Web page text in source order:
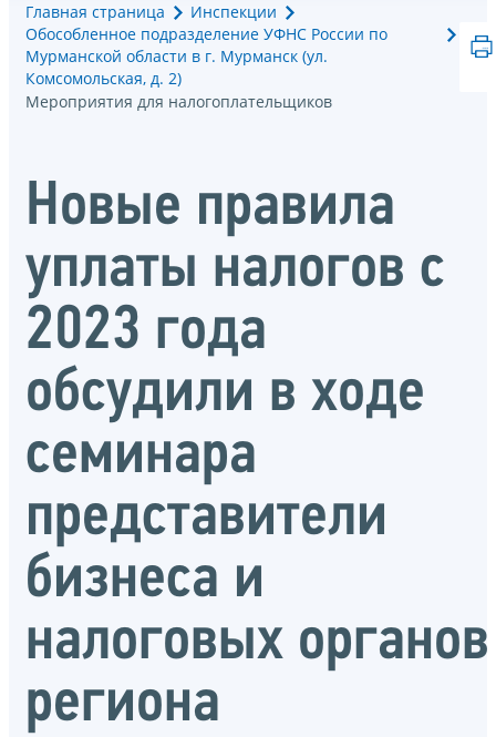
Главная страница
Инспекции
Обособленное подразделение УФНС России по
Мурманской области в г. Мурманск (ул.
Комсомольская, д. 2)
Мероприятия для налогоплательщиков
Новые правила
уплаты налогов с
2023 года
обсудили в ходе
семинара
представители
бизнеса и
налоговых органов
региона